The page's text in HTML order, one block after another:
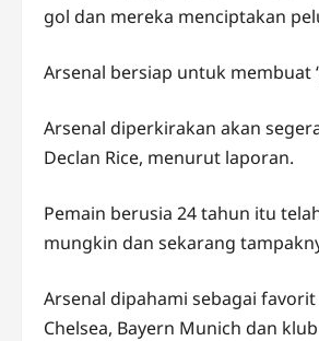
gol dan mereka menciptakan
Arsenal bersiap untuk membuat
Arsenal diperkirakan akan
Declan Rice, menurut laporan.
Pemain berusia 24 tahun itu
mungkin dan sekarang
Arsenal dipahami sebagai
Chelsea, Bayern Munich dan